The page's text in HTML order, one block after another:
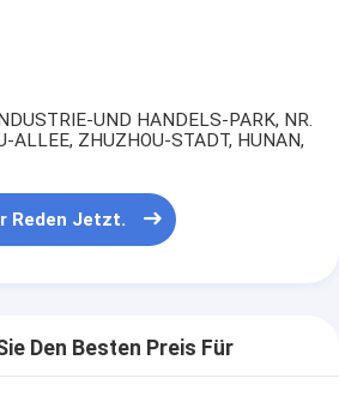
UND HANDELS-PARK, NR.
ALLEE, ZHUZHOU-STADT, HUNAN,
Reden Jetzt.
Den Besten Preis Für